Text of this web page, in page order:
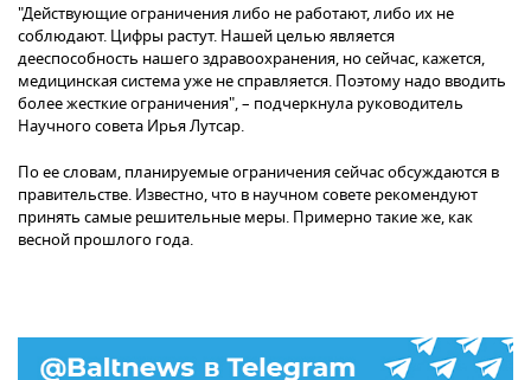
"Действующие ограничения либо не работают, либо их не
соблюдают. Цифры растут. Нашей целью является
дееспособность нашего здравоохранения, но сейчас, кажется,
медицинская система уже не справляется. Поэтому надо вводить
более жесткие ограничения", – подчеркнула руководитель
Научного совета Ирья Лутсар.
По ее словам, планируемые ограничения сейчас обсуждаются в
правительстве. Известно, что в научном совете рекомендуют
принять самые решительные меры. Примерно такие же, как
весной прошлого года.